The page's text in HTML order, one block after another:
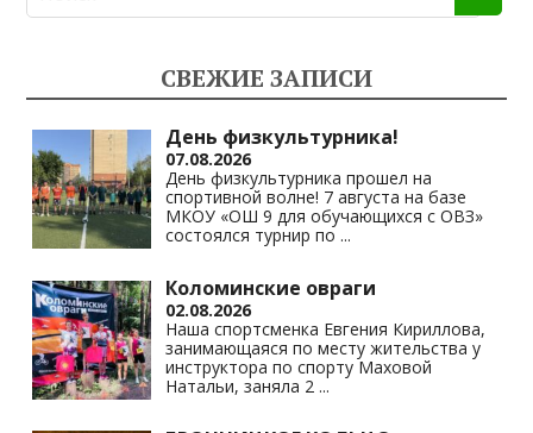
o
as
s
ni
ki
gr
a
m
s
A
p
p
y
Li
n
k
СВЕЖИЕ ЗАПИСИ
День физкультурника!
07.08.2026
День физкультурника прошел на
спортивной волне! 7 августа на базе
МКОУ «ОШ 9 для обучающихся с ОВЗ»
состоялся турнир по ...
Коломинские овраги
02.08.2026
Наша спортсменка Евгения Кириллова,
занимающаяся по месту жительства у
инструктора по спорту Маховой
Натальи, заняла 2 ...